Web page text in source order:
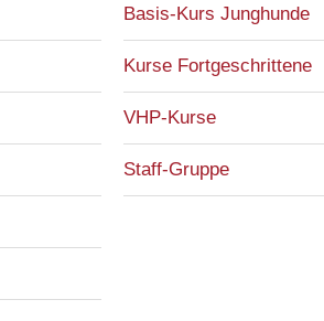
Basis-Kurs Junghunde
Kurse Fortgeschrittene
VHP-Kurse
Staff-Gruppe